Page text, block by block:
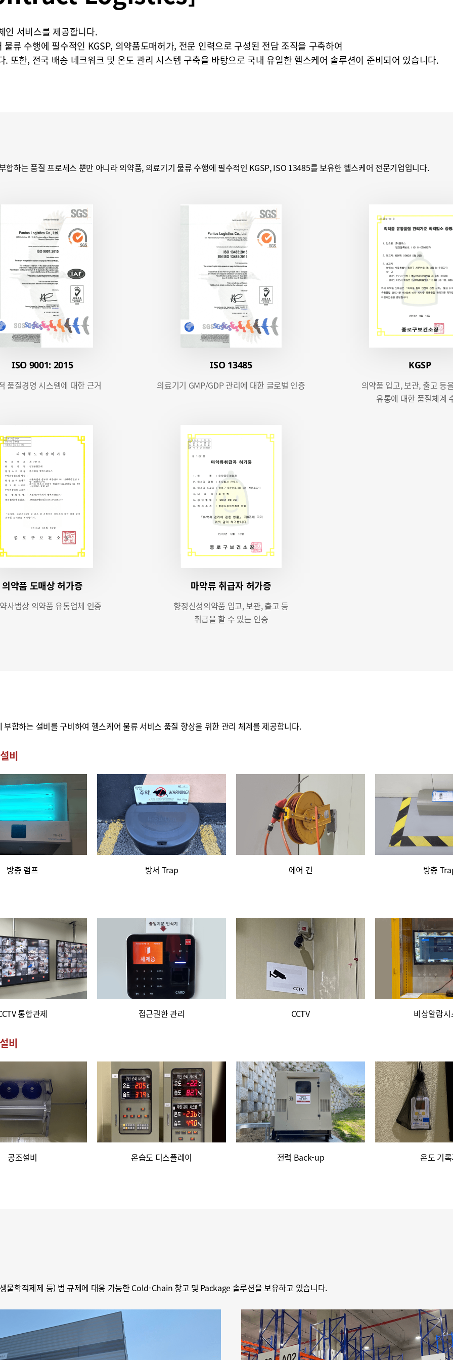
인 서비스를 제공합니다.
류 수행에 필수적인 KGSP, 의약품도매허가, 전문 인력으로 구성된 전담 조직을 구축하여
또한, 전국 배송 네크워크 및 온도 관리 시스템 구축을 바탕으로 국내 유일한 헬스케어 솔루션이 준비되어 있습니다.
합하는 품질 프로세스 뿐만 아니라 의약품, 의료기기 물류 수행에 필수적인 KGSP, ISO 13485를 보유한 헬스케어 전문기업입니다.
ISO 9001: 2015
품질경영 시스템에 대한 근거
ISO 13485
의료기기 GMP/GDP 관리에 대한 글로벌 인증
KGSP
의약품 입고, 보관, 출고 등
유통에 대한 품질체계
의약품 도매상 허가증
사법상 의약품 유통업체 인증
마약류 취급자 허가증
향정신성의약품 입고, 보관, 출고 등
취급을 할 수 있는 인증
부합하는 설비를 구비하여 헬스케어 물류 서비스 품질 향상을 위한 관리 체계를 제공합니다.
비
방충 램프 방서 Trap 에어 건 방충
통합관제 접근권한 관리 CCTV 비상알람
비
공조설비 온습도 디스플레이 전력 Back-up 온도 기
물학적제제 등) 법 규제에 대응 가능한 Cold-Chain 창고 및 Package 솔루션을 보유하고 있습니다.